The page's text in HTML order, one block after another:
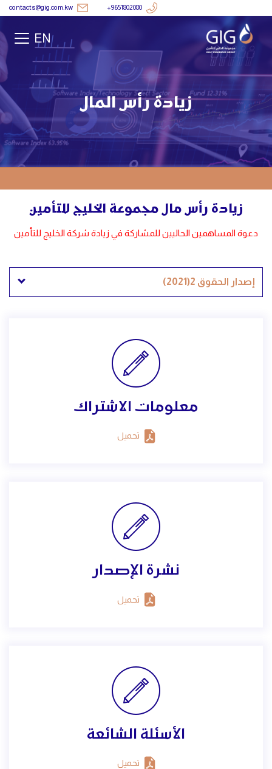
+9651802080
contacts@gig.com.kw
EN
زيادة رأس المال
زيادة رأس مال مجموعة الخليج للتأمين
دعوة المساهمين الحاليين للمشاركة في زيادة شركة الخليج للتأمين
إصدار الحقوق 2(2021)
معلومات الاشتراك
تحميل
نشرة الإصدار
تحميل
الأسئلة الشائعة
تحميل